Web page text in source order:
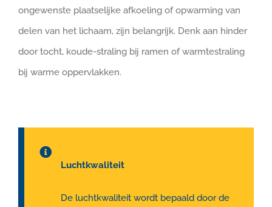
ongewenste plaatselijke afkoeling of opwarming van
delen van het lichaam, zijn belangrijk. Denk aan hinder
door tocht, koude-straling bij ramen of warmtestraling
bij warme oppervlakken.
Luchtkwaliteit
De luchtkwaliteit wordt bepaald door de